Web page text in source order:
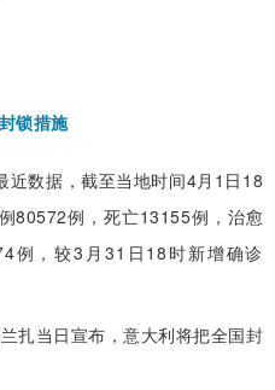
锁措施
近数据，截至当地时间4月1日18
80572例，死亡13155例，治愈
例，较3月31日18时新增确诊
扎当日宣布，意大利将把全国封